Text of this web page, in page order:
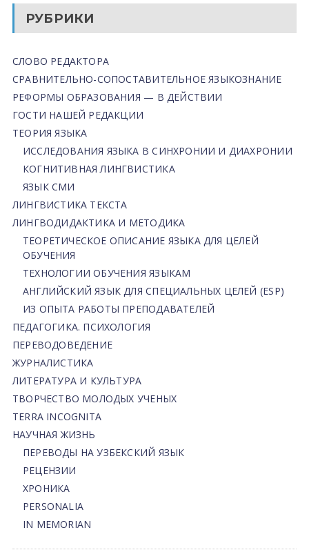
РУБРИКИ
СЛОВО РЕДАКТОРА
СРАВНИТЕЛЬНО-СОПОСТАВИТЕЛЬНОЕ ЯЗЫКОЗНАНИЕ
РЕФОРМЫ ОБРАЗОВАНИЯ — В ДЕЙСТВИИ
ГОСТИ НАШЕЙ РЕДАКЦИИ
ТЕОРИЯ ЯЗЫКА
ИССЛЕДОВАНИЯ ЯЗЫКА В СИНХРОНИИ И ДИАХРОНИИ
КОГНИТИВНАЯ ЛИНГВИСТИКА
ЯЗЫК СМИ
ЛИНГВИСТИКА ТЕКСТА
ЛИНГВОДИДАКТИКА И МЕТОДИКА
ТЕОРЕТИЧЕСКОЕ ОПИСАНИЕ ЯЗЫКА ДЛЯ ЦЕЛЕЙ
ОБУЧЕНИЯ
ТЕХНОЛОГИИ ОБУЧЕНИЯ ЯЗЫКАМ
АНГЛИЙСКИЙ ЯЗЫК ДЛЯ СПЕЦИАЛЬНЫХ ЦЕЛЕЙ (ESP)
ИЗ ОПЫТА РАБОТЫ ПРЕПОДАВАТЕЛЕЙ
ПЕДАГОГИКА. ПСИХОЛОГИЯ
ПЕРЕВОДОВЕДЕНИЕ
ЖУРНАЛИСТИКА
ЛИТЕРАТУРА И КУЛЬТУРА
ТВОРЧЕСТВО МОЛОДЫХ УЧЕНЫХ
TERRA INCOGNITA
НАУЧНАЯ ЖИЗНЬ
ПЕРЕВОДЫ НА УЗБЕКСКИЙ ЯЗЫК
РЕЦЕНЗИИ
ХРОНИКА
PERSONALIA
IN MEMORIAN